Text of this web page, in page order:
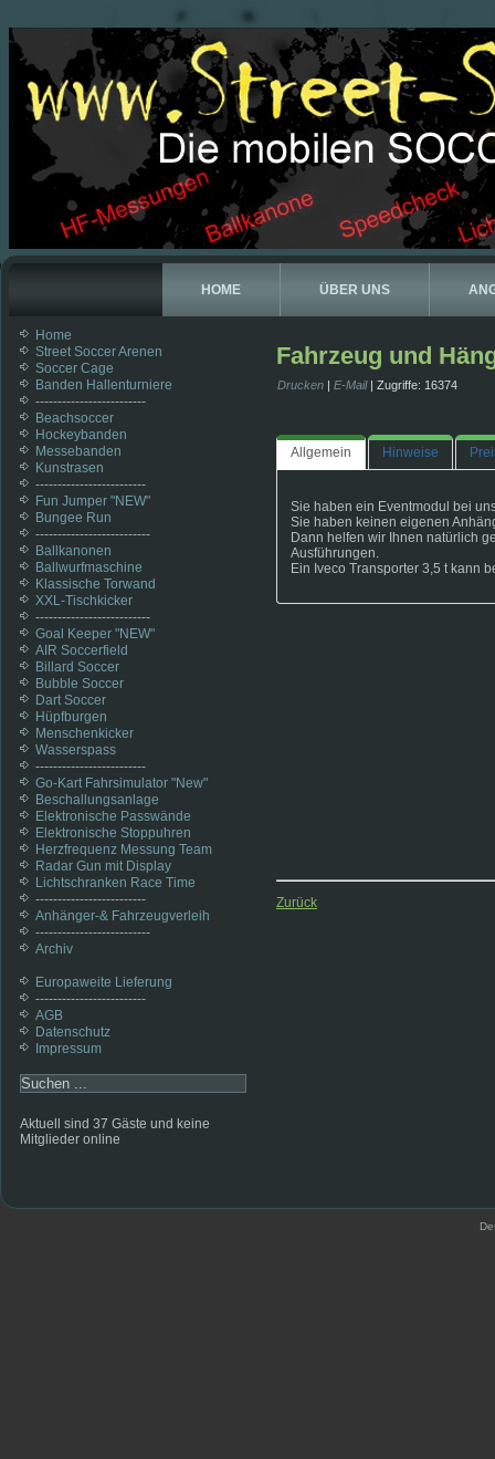
HOME ÜBER UNS
Home
Street Soccer Arenen
Soccer Cage
Banden Hallenturniere
-------------------------
Beachsoccer
Hockeybanden
Messebanden
Kunstrasen
-------------------------
Fun Jumper "NEW"
Bungee Run
--------------------------
Ballkanonen
Ballwurfmaschine
Klassische Torwand
XXL-Tischkicker
--------------------------
Goal Keeper "NEW"
AIR Soccerfield
Billard Soccer
Bubble Soccer
Dart Soccer
Hüpfburgen
Menschenkicker
Wasserspass
-------------------------
Go-Kart Fahrsimulator "New"
Beschallungsanlage
Elektronische Passwände
Elektronische Stoppuhren
Herzfrequenz Messung Team
Radar Gun mit Display
Lichtschranken Race Time
-------------------------
Anhänger-& Fahrzeugverleih
--------------------------
Archiv
Europaweite Lieferung
-------------------------
AGB
Datenschutz
Impressum
Aktuell sind 37 Gäste und keine
Mitglieder online
Fahrzeug und
Drucken | E-Mail| Zugriffe: 16374
Allgemein Hinweise
Sie haben ein Eventmodul bei
Sie haben keinen eigenen
Dann helfen wir Ihnen natürlich
Ausführungen.
Ein Iveco Transporter 3,5 t kann
Zurück